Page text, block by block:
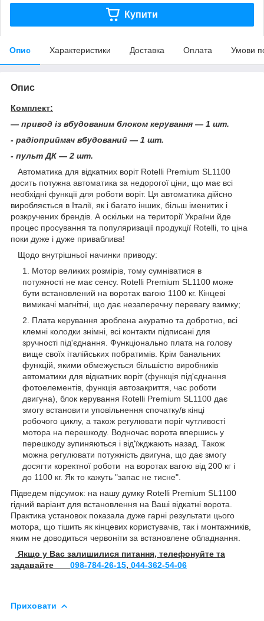
Купити
Опис Характеристики Доставка Оплата Умови
Опис
Комплект:
— привод із вбудованим блоком керування — 1 шт.
- радіоприймач вбудований — 1 шт.
- пульт ДК — 2 шт.
Автоматика для відкатних воріт Rotelli Premium SL1100
досить потужна автоматика за недорогої ціни, що має всі
необхідні функції для роботи воріт. Ця автоматика дійсно
виробляється в Італії, як і багато інших, більш іменитих і
розкручених брендів. А оскільки на території України йде
процес просування та популяризації продукції Rotelli, то ціна
поки дуже і дуже приваблива!
Щодо внутрішньої начинки приводу:
Мотор великих розмірів, тому сумніватися в
потужності не має сенсу. Rotelli Premium SL1100 може
бути встановлений на воротах вагою 1100 кг. Кінцеві
вимикачі магнітні, що дає незаперечну перевагу взимку;
Плата керування зроблена акуратно та добротно, всі
клемні колодки знімні, всі контакти підписані для
зручності під'єднання. Функціонально плата на голову
вище своїх італійських побратимів. Крім банальних
функцій, якими обмежується більшістю виробників
автоматики для відкатних воріт (функція під'єднання
фотоелементів, функція автозакриття, час роботи
двигуна), блок керування Rotelli Premium SL1100 дає
змогу встановити уповільнення спочатку/в кінці
робочого циклу, а також регулювати поріг чутливості
мотора на перешкоду. Водночас ворота впершись у
перешкоду зупиняються і від'їжджають назад. Також
можна регулювати потужність двигуна, що дає змогу
досягти коректної роботи на воротах вагою від 200 кг і
до 1100 кг. Як то кажуть "запас не тисне".
Підведем підсумок: на нашу думку Rotelli Premium SL1100
гідний варіант для встановлення на Ваші відкатні ворота.
Практика установок показала дуже гарні результати цього
мотора, що тішить як кінцевих користувачів, так і монтажників,
яким не доводиться червоніти за встановлене обладнання.
Якщо у Вас залишилися питання, телефонуйте та
задавайте 098-784-26-15, 044-362-54-06
Приховати